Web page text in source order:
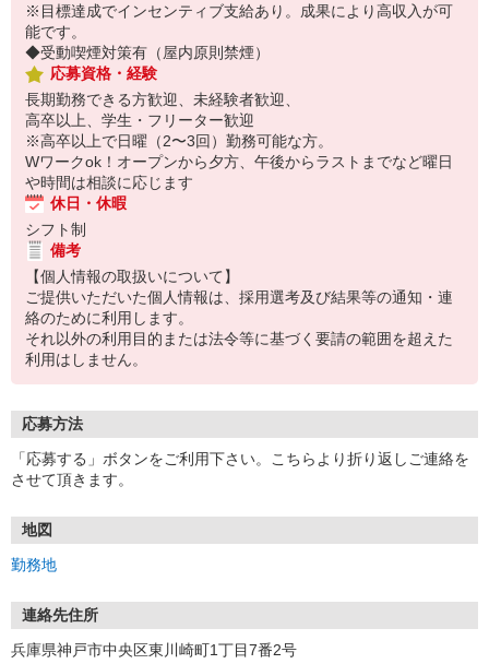
※目標達成でインセンティブ支給あり。成果により高収入が可
能です。
◆受動喫煙対策有（屋内原則禁煙）
応募資格・経験
長期勤務できる方歓迎、未経験者歓迎、
高卒以上、学生・フリーター歓迎
※高卒以上で日曜（2〜3回）勤務可能な方。
Wワークok！オープンから夕方、午後からラストまでなど曜日
や時間は相談に応じます
休日・休暇
シフト制
備考
【個人情報の取扱いについて】
ご提供いただいた個人情報は、採用選考及び結果等の通知・連
絡のために利用します。
それ以外の利用目的または法令等に基づく要請の範囲を超えた
利用はしません。
応募方法
「応募する」ボタンをご利用下さい。こちらより折り返しご連絡を
させて頂きます。
地図
勤務地
連絡先住所
兵庫県神戸市中央区東川崎町1丁目7番2号